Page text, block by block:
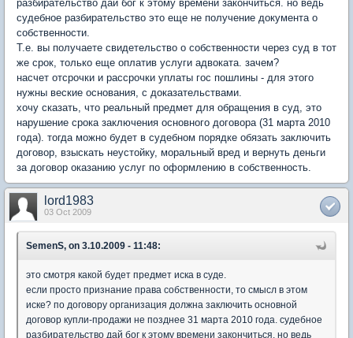
разбирательство дай бог к этому времени закончиться. но ведь
судебное разбирательство это еще не получение документа о
собственности.
Т.е. вы получаете свидетельство о собственности через суд в тот
же срок, только еще оплатив услуги адвоката. зачем?
насчет отсрочки и рассрочки уплаты гос пошлины - для этого
нужны веские основания, с доказательствами.
хочу сказать, что реальный предмет для обращения в суд, это
нарушение срока заключения основного договора (31 марта 2010
года). тогда можно будет в судебном порядке обязать заключить
договор, взыскать неустойку, моральный вред и вернуть деньги
за договор оказанию услуг по оформлению в собственность.
lord1983
03 Oct 2009
SemenS, on 3.10.2009 - 11:48:
это смотря какой будет предмет иска в суде.
если просто признание права собственности, то смысл в этом
иске? по договору организация должна заключить основной
договор купли-продажи не позднее 31 марта 2010 года. судебное
разбирательство дай бог к этому времени закончиться. но ведь